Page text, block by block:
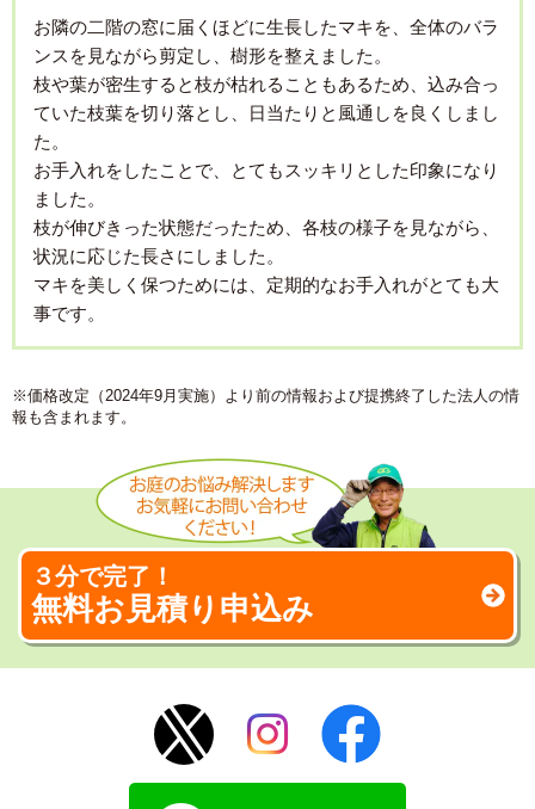
お隣の二階の窓に届くほどに生長したマキを、全体のバラ
ンスを見ながら剪定し、樹形を整えました。
枝や葉が密生すると枝が枯れることもあるため、込み合っ
ていた枝葉を切り落とし、日当たりと風通しを良くしまし
た。
お手入れをしたことで、とてもスッキリとした印象になり
ました。
枝が伸びきった状態だったため、各枝の様子を見ながら、
状況に応じた長さにしました。
マキを美しく保つためには、定期的なお手入れがとても大
事です。
※価格改定（2024年9月実施）より前の情報および提携終了した法人の情
報も含まれます。
３分で完了！
無料お見積り申込み